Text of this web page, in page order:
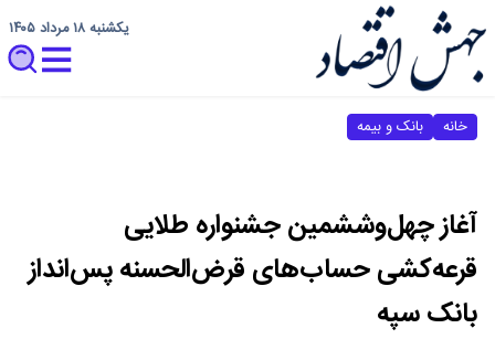
یکشنبه ۱۸ مرداد ۱۴۰۵
خانه بانک و بیمه
آغاز چهل‌وششمین جشنواره طلایی
قرعه‌کشی حساب‌های قرض‌الحسنه پس‌انداز
بانک سپه